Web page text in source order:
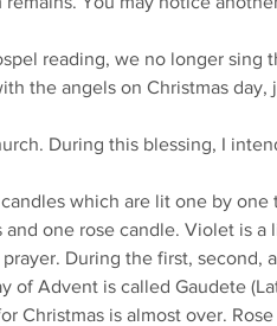
reading, we no longer sing
the angels on Christmas day,
During this blessing, I
which are lit one by
one rose candle. Violet is a
During the first, second,
Advent is called Gaudete
Christmas is almost over.